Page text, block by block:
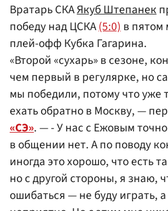
Вратарь СКАЯкуб Штепанек
победу над ЦСКА(5:0)в пятом
плей-офф Кубка Гагарина.
«Второй «сухарь» в сезоне,
чем первый в регулярке, но
мы победили, потому что уже
ехать обратно в Москву, —
«СЭ». — - У нас с Ежовым
в общении нет. А по поводу
иногда это хорошо, что есть
но с другой стороны, я знаю,
ошибаться — не буду играть, а